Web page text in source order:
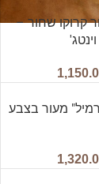
קרוקו שחור –
מעור בצבע